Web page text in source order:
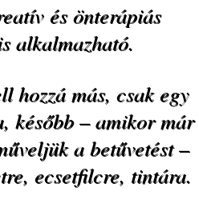
és önterápiás
alkalmazható.
hozzá más, csak egy
később – amikor már
a betűvetést –
ecsetfilcre, tintára.